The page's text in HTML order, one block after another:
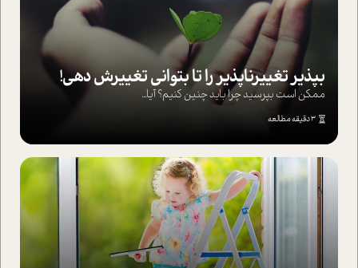
بپذير تغييرناپذير را تا بتواني تغييرش دهي!‏
ممکن است بپرسيد چرا بايد چنين کنيم؟ آيا...
3 دقیقه مطالعه